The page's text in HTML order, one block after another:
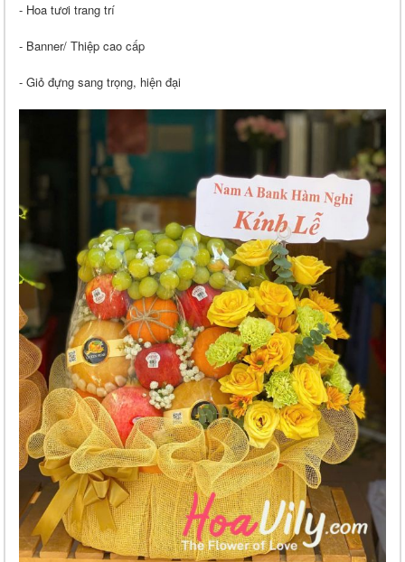
- Hoa tươi trang trí
- Banner/ Thiệp cao cấp
- Giỏ đựng sang trọng, hiện đại